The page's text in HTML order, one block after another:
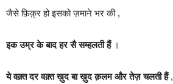
जैसे फ़िक़्र हो इसको ज़माने भर की ,
इक उम्र के बाद हर सै सम्हलती हैं।
ये वक़्त दर वक़्त ख़ुद बा ख़ुद क़लम और तेज़ चलती हैं,